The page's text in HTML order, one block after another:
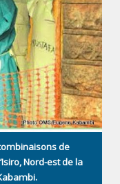
de
Nord-est de la